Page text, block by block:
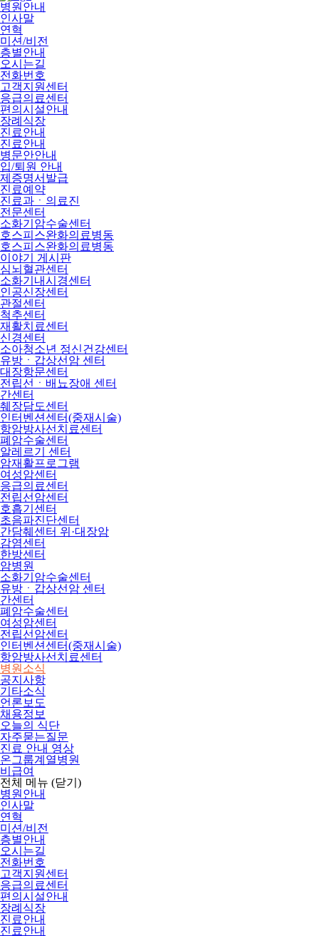
병원안내
인사말
연혁
미션/비전
층별안내
오시는길
전화번호
고객지원센터
응급의료센터
편의시설안내
장례식장
진료안내
진료안내
병문안안내
입/퇴원 안내
제증명서발급
진료예약
진료과ㆍ의료진
전문센터
소화기암수술센터
호스피스완화의료병동
호스피스완화의료병동
이야기 게시판
심뇌혈관센터
소화기내시경센터
인공신장센터
관절센터
척추센터
재활치료센터
신경센터
소아청소년 정신건강센터
유방ㆍ갑상선암 센터
대장항문센터
전립선ㆍ배뇨장애 센터
간센터
췌장담도센터
인터벤션센터(중재시술)
항암방사선치료센터
폐암수술센터
알레르기 센터
암재활프로그램
여성암센터
응급의료센터
전립선암센터
호흡기센터
초음파진단센터
간담췌센터 위·대장암
감염센터
한방센터
암병원
소화기암수술센터
유방ㆍ갑상선암 센터
간센터
폐암수술센터
여성암센터
전립선암센터
인터벤션센터(중재시술)
항암방사선치료센터
병원소식
공지사항
기타소식
언론보도
채용정보
오늘의 식단
자주묻는질문
진료 안내 영상
온그룹계열병원
비급여
전체 메뉴 (닫기)
병원안내
인사말
연혁
미션/비전
층별안내
오시는길
전화번호
고객지원센터
응급의료센터
편의시설안내
장례식장
진료안내
진료안내